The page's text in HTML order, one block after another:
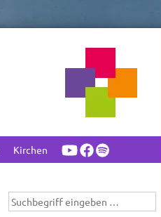
Kirchen
Suchbegriff
eingeben